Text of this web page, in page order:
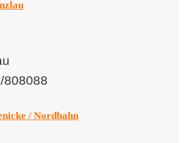
808088
/ Nordbahn